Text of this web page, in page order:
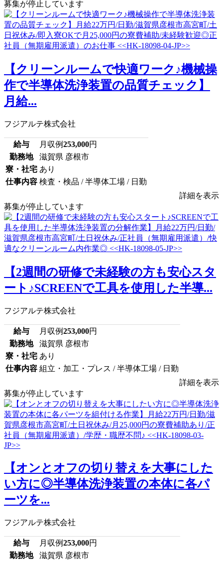
募集が停止しています
【クリーンルームで快適ワーク♪機械操
作で半導体洗浄装置の品質チェック】
月給...
フジアルテ株式会社
給与 月収例253,000円
勤務地
滋賀県 彦根市
寮・社宅 あり
仕事内容 検査・検品 / 半導体工場 / 日勤
詳細を表示
募集が停止しています
【2週間の研修で未経験の方も安心スタ
ート♪SCREENで工具を使用した半導...
フジアルテ株式会社
給与 月収例253,000円
勤務地
滋賀県 彦根市
寮・社宅 あり
仕事内容 組立・加工・プレス / 半導体工場 / 日勤
詳細を表示
募集が停止しています
【オンとオフの切り替えを大事にした
い方に◎半導体洗浄装置の本体に各パ
ーツを...
フジアルテ株式会社
給与 月収例253,000円
勤務地
滋賀県 彦根市